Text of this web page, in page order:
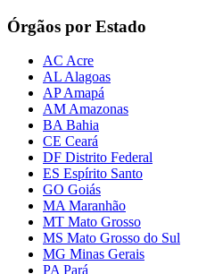
Órgãos por Estado
AC Acre
AL Alagoas
AP Amapá
AM Amazonas
BA Bahia
CE Ceará
DF Distrito Federal
ES Espírito Santo
GO Goiás
MA Maranhão
MT Mato Grosso
MS Mato Grosso do Sul
MG Minas Gerais
PA Pará